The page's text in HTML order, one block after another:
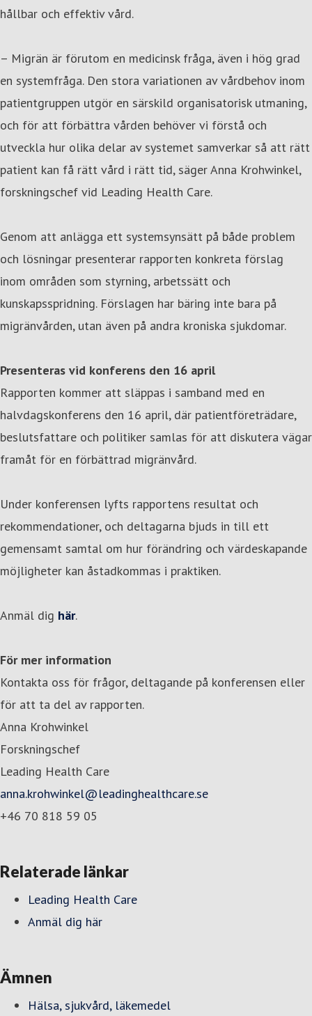
hållbar och effektiv vård.
– Migrän är förutom en medicinsk fråga, även i hög grad
en systemfråga. Den stora variationen av vårdbehov inom
patientgruppen utgör en särskild organisatorisk utmaning,
och för att förbättra vården behöver vi förstå och
utveckla hur olika delar av systemet samverkar så att rätt
patient kan få rätt vård i rätt tid, säger Anna Krohwinkel,
forskningschef vid Leading Health Care.
Genom att anlägga ett systemsynsätt på både problem
och lösningar presenterar rapporten konkreta förslag
inom områden som styrning, arbetssätt och
kunskapsspridning. Förslagen har bäring inte bara på
migränvården, utan även på andra kroniska sjukdomar.
Presenteras vid konferens den 16 april
Rapporten kommer att släppas i samband med en
halvdagskonferens den 16 april, där patientföreträdare,
beslutsfattare och politiker samlas för att diskutera vägar
framåt för en förbättrad migränvård.
Under konferensen lyfts rapportens resultat och
rekommendationer, och deltagarna bjuds in till ett
gemensamt samtal om hur förändring och värdeskapande
möjligheter kan åstadkommas i praktiken.
Anmäl dig här.
För mer information
Kontakta oss för frågor, deltagande på konferensen eller
för att ta del av rapporten.
Anna Krohwinkel
Forskningschef
Leading Health Care
anna.krohwinkel@leadinghealthcare.se
+46 70 818 59 05
Relaterade länkar
Leading Health Care
Anmäl dig här
Ämnen
Hälsa, sjukvård, läkemedel